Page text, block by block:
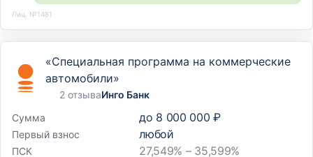
Лиц. №1481
«Специальная программа на коммерческие
автомобили»
2 отзываИнго Банк
Сумма
до 8 000 000 ₽
Первый взнос любой
ПСК 27,549% – 35,599%